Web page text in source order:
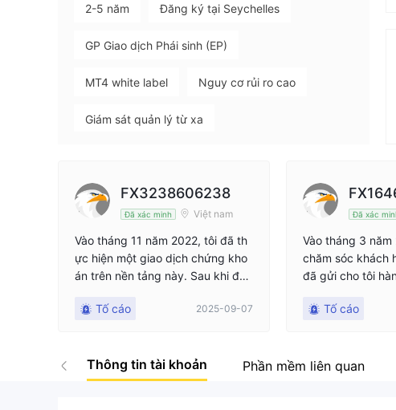
9
2-5 năm Đăng ký tại Seychelles
GP Giao dịch Phái sinh (EP)
MT4 white label Nguy cơ rủi ro cao
Giám sát quản lý từ xa
FX3238606238
Đã xác minh Việt nam
Vào tháng 11 năm 2022, tôi đã th
ực hiện một giao dịch chứng kho
án trên nền tảng này. Sau khi đón
gốc trong tài khoản. Tôi đã chụp
hí cho con, nhưng khi đăng nhập
vào tài khoản, tôi chỉ thấy có 20.0
Tố cáo 2025-09-07
Đã xác
Vào tháng 3
chăm sóc khách
đã gửi cho tôi
hóa năm 2024",
ng sản bằng dữ
Tố cáo
Thông tin tài khoản Phần mềm liên quan